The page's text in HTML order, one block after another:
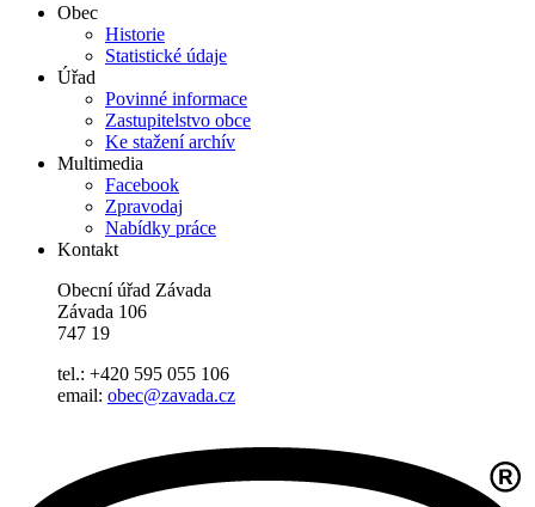
Obec
Historie
Statistické údaje
Úřad
Povinné informace
Zastupitelstvo obce
Ke stažení archív
Multimedia
Facebook
Zpravodaj
Nabídky práce
Kontakt
Obecní úřad Závada
Závada 106
747 19
tel.: +420 595 055 106
email: obec@zavada.cz